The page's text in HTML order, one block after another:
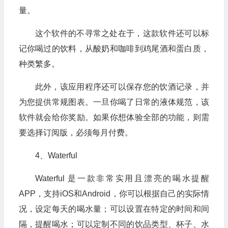
量。
这个软件的不寻常之处在于，这款软件还可以标
记你喝过的饮料，从酸奶和咖啡到鸡尾酒和蛋白质，
种类繁多。
此外，该应用程序还可以保存您的饮酒记录，并
为您提供常规图表。一旦你喝了日常的液体规范，该
软件就会给你奖励。如果你想体验全部的功能，则需
要选择订阅版，必须每月付费。
4、Waterful
Waterful 是一款非常实用且漂亮的喝水提醒
APP，支持iOS和Android，你可以根据自己的实际情
况，设定每天的喝水量；可以设置在特定的时间和间
隔，提醒喝水；可以定制不同的饮品类型、杯子、水